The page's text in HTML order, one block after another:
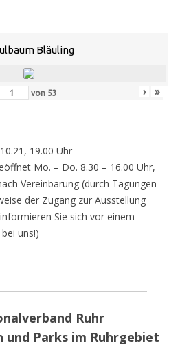
Bläuling
von 53 › »
19.00 Uhr
Mo. – Do. 8.30 – 16.00 Uhr,
Vereinbarung (durch Tagungen
der Zugang zur Ausstellung
Sie sich vor einem
uns!)
Ruhr
und Parks im Ruhrgebiet